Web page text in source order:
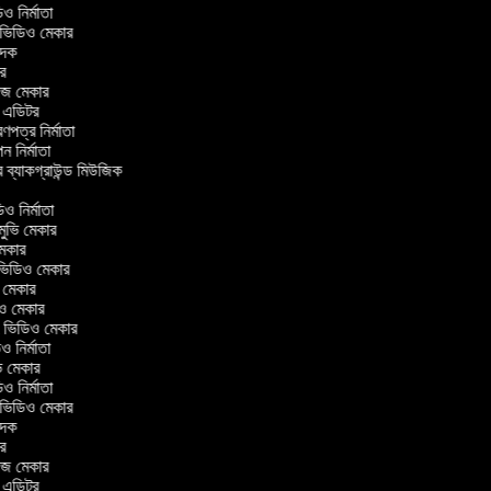
নির্মাতা
মেকার
মেকার
এডিটর
নির্মাতা
নির্মাতা
ব্যাকগ্রাউন্ড মিউজিক
নির্মাতা
মেকার
মেকার
মেকার
মেকার
মেকার
নির্মাতা
মেকার
নির্মাতা
মেকার
মেকার
এডিটর